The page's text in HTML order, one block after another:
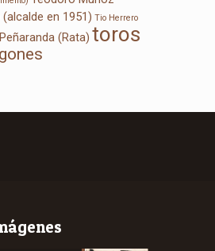
en 1951) Tio Herrero
(Rata) toros